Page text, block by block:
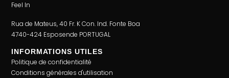
Feel In
Rua de Mateus, 40 Fr. K Con. Ind. Fonte Boa
4740-424 Esposende PORTUGAL
INFORMATIONS UTILES
Politique de confidentialité
Conditions générales d'utilisation